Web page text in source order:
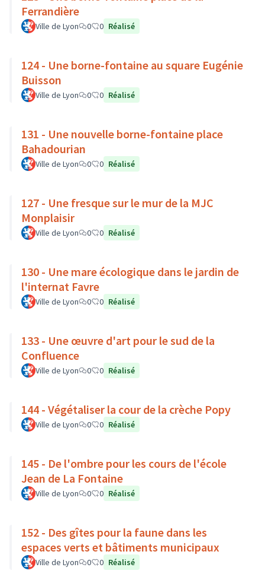
Ferrandière
Ville de Lyon 0 0 Réalisé
124 - Une borne-fontaine au square Eugénie
Buisson
Ville de Lyon 0 0 Réalisé
131 - Une nouvelle borne-fontaine place
Bahadourian
Ville de Lyon 0 0 Réalisé
127 - Une fresque sur le mur de la MJC
Monplaisir
Ville de Lyon 0 0 Réalisé
130 - Une mare écologique dans le jardin de
l'internat Favre
Ville de Lyon 0 0 Réalisé
133 - Une œuvre d'art pour le sud de la
Confluence
Ville de Lyon 0 0 Réalisé
144 - Végétaliser la cour de la crèche Popy
Ville de Lyon 0 0 Réalisé
145 - De l'ombre pour les cours de l'école
Jean de La Fontaine
Ville de Lyon 0 0 Réalisé
152 - Des gîtes pour la faune dans les
espaces verts et bâtiments municipaux
Ville de Lyon 0 0 Réalisé